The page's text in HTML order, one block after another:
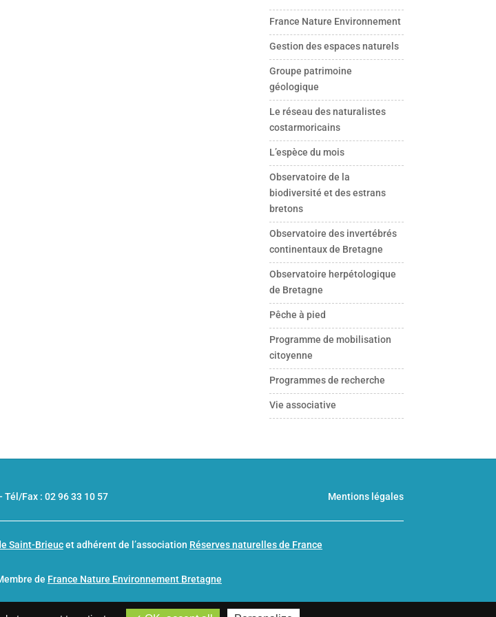
France Nature Environnement
Gestion des espaces naturels
Groupe patrimoine
géologique
Le réseau des naturalistes
costarmoricains
L’espèce du mois
Observatoire de la
biodiversité et des estrans
bretons
Observatoire des invertébrés
continentaux de Bretagne
Observatoire herpétologique
de Bretagne
Pêche à pied
Programme de mobilisation
citoyenne
Programmes de recherche
Vie associative
-Tél/Fax : 02 96 33 10 57 Mentions légales
Saint-Brieucet adhérent de l’association Réserves naturelles de France
de France Nature Environnement Bretagne